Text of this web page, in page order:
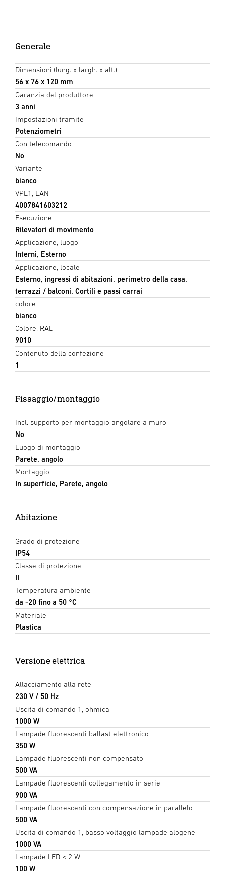
Generale
Dimensioni (lung. x largh. x alt.)
56 x 76 x 120 mm
Garanzia del produttore
3 anni
Impostazioni tramite
Potenziometri
Con telecomando
No
Variante
bianco
VPE1, EAN
4007841603212
Esecuzione
Rilevatori di movimento
Applicazione, luogo
Interni, Esterno
Applicazione, locale
Esterno, ingressi di abitazioni, perimetro della casa,
terrazzi / balconi, Cortili e passi carrai
colore
bianco
Colore, RAL
9010
Contenuto della confezione
1
Fissaggio/montaggio
Incl. supporto per montaggio angolare a muro
No
Luogo di montaggio
Parete, angolo
Montaggio
In superficie, Parete, angolo
Abitazione
Grado di protezione
IP54
Classe di protezione
II
Temperatura ambiente
da -20 fino a 50 °C
Materiale
Plastica
Versione elettrica
Allacciamento alla rete
230 V / 50 Hz
Uscita di comando 1, ohmica
1000 W
Lampade fluorescenti ballast elettronico
350 W
Lampade fluorescenti non compensato
500 VA
Lampade fluorescenti collegamento in serie
900 VA
Lampade fluorescenti con compensazione in parallelo
500 VA
Uscita di comando 1, basso voltaggio lampade alogene
1000 VA
Lampade LED < 2 W
100 W